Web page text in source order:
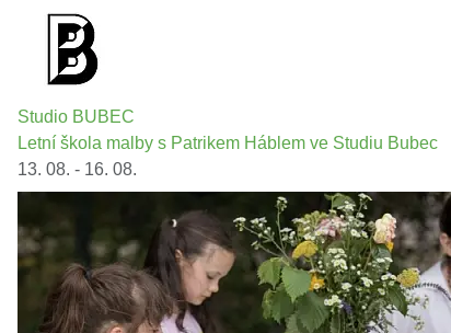
Studio BUBEC
Letní škola malby s Patrikem Háblem ve Studiu Bubec
13. 08. - 16. 08.